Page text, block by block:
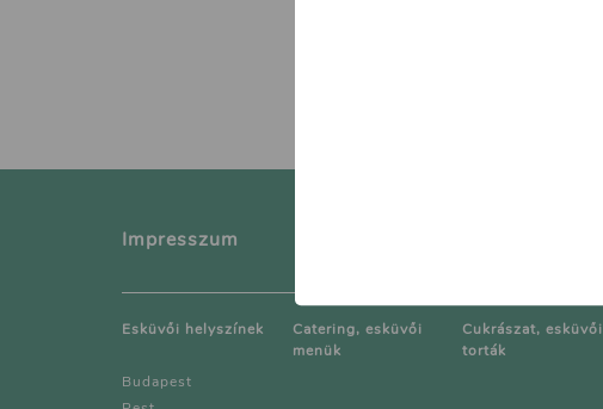
Impresszum
Esküvői helyszínek
Budapest
Catering, esküvői
menük
Cukrászat, esküvői
torták